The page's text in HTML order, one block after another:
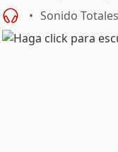
Sonido Totales